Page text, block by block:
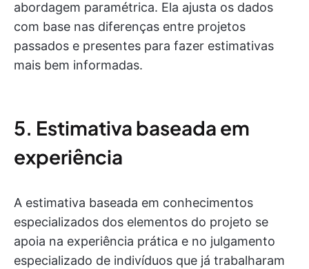
abordagem paramétrica. Ela ajusta os dados
com base nas diferenças entre projetos
passados e presentes para fazer estimativas
mais bem informadas.
5. Estimativa baseada em
experiência
A estimativa baseada em conhecimentos
especializados dos elementos do projeto se
apoia na experiência prática e no julgamento
especializado de indivíduos que já trabalharam